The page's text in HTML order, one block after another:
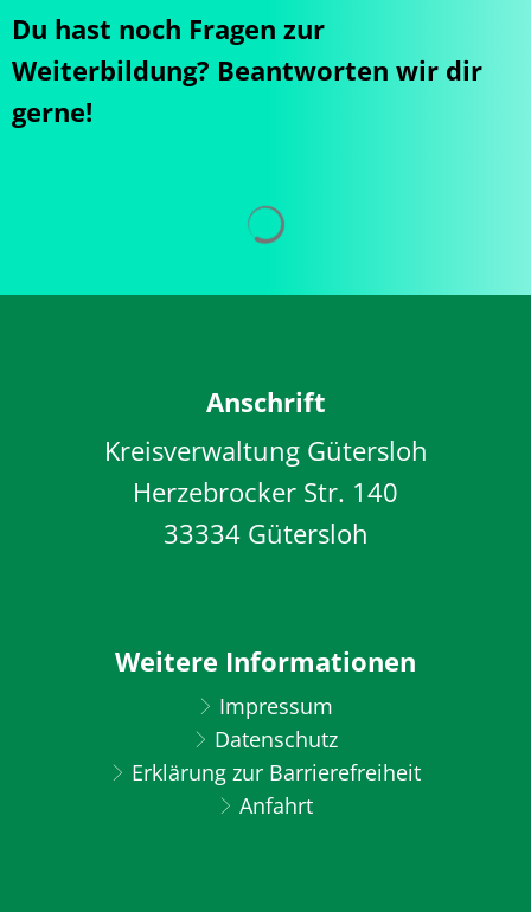
Du hast noch Fragen zur
Weiterbildung? Beantworten wir dir
gerne!
Anschrift
Kreisverwaltung Gütersloh
Herzebrocker Str. 140
33334 Gütersloh
Weitere Informationen
Impressum
Datenschutz
Erklärung zur Barrierefreiheit
Anfahrt